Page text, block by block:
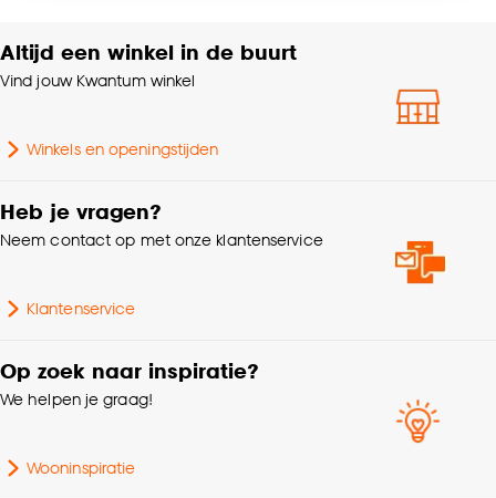
klikken.
Goed om te weten is dat je deze keuze altijd nog
cookieverklaring.
Kleurtint Wit, Grenen
1.3 CM
Breedte
Altijd een winkel in de buurt
Vind jouw Kwantum winkel
Winkels en openingstijden
Heb je vragen?
Neem contact op met onze klantenservice
Klantenservice
Op zoek naar inspiratie?
We helpen je graag!
Wooninspiratie